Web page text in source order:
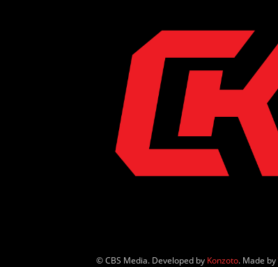
© CBS Media. Developed by Konzoto. Made by